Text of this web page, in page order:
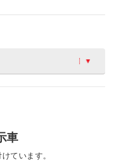
車
ています。